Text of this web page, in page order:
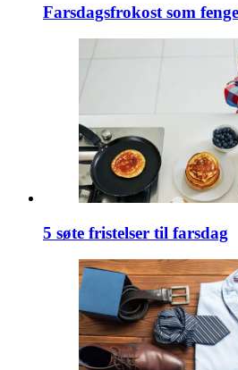
Farsdagsfrokost som
5 søte fristelser til farsdag